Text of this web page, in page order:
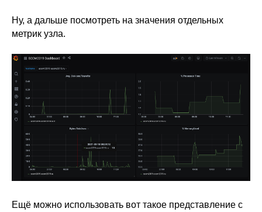
Ну, а дальше посмотреть на значения отдельных
метрик узла.
Ещё можно использовать вот такое представление с